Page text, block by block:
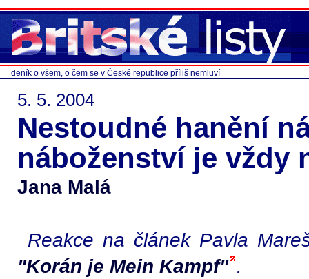
deník o všem, o čem se v České republice příliš nemluví
5. 5. 2004
Nestoudné hanění
náboženství je vždy
Jana Malá
Reakce na článek Pavla
"Korán je Mein Kampf" .